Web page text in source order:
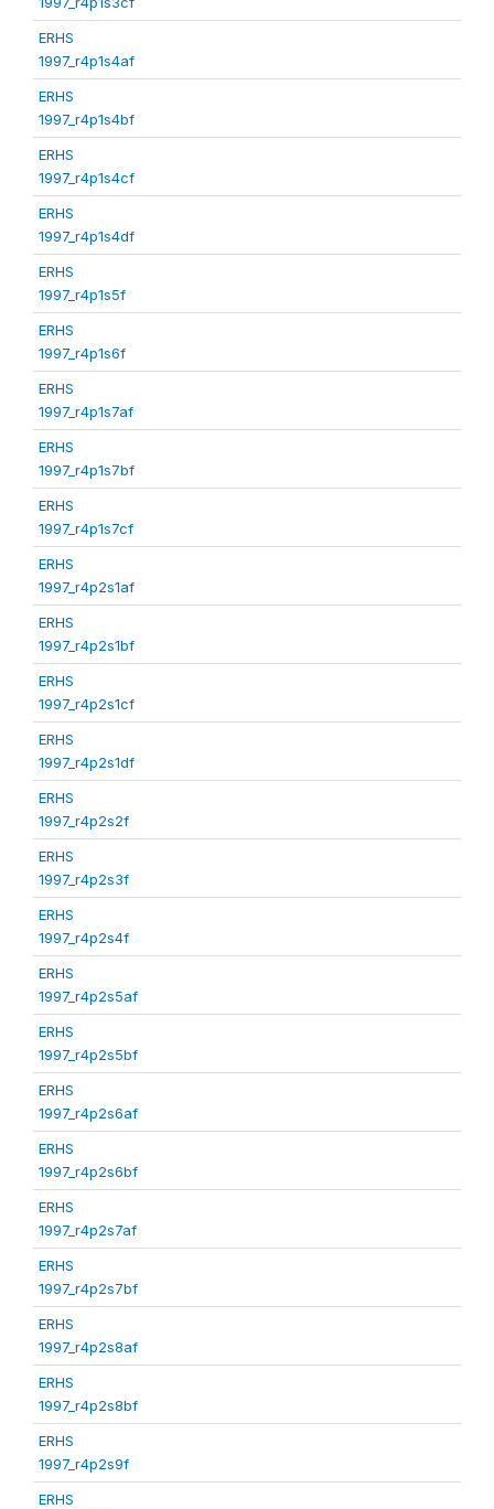
ERHS
1997_r4p1s4af
ERHS
1997_r4p1s4bf
ERHS
1997_r4p1s4cf
ERHS
1997_r4p1s4df
ERHS
1997_r4p1s5f
ERHS
1997_r4p1s6f
ERHS
1997_r4p1s7af
ERHS
1997_r4p1s7bf
ERHS
1997_r4p1s7cf
ERHS
1997_r4p2s1af
ERHS
1997_r4p2s1bf
ERHS
1997_r4p2s1cf
ERHS
1997_r4p2s1df
ERHS
1997_r4p2s2f
ERHS
1997_r4p2s3f
ERHS
1997_r4p2s4f
ERHS
1997_r4p2s5af
ERHS
1997_r4p2s5bf
ERHS
1997_r4p2s6af
ERHS
1997_r4p2s6bf
ERHS
1997_r4p2s7af
ERHS
1997_r4p2s7bf
ERHS
1997_r4p2s8af
ERHS
1997_r4p2s8bf
ERHS
1997_r4p2s9f
ERHS